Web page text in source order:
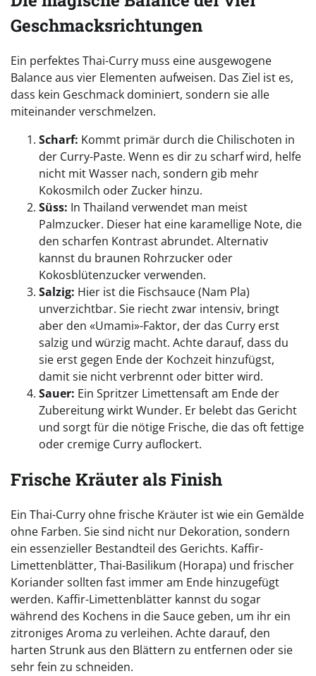
Geschmacksrichtungen
Ein perfektes Thai-Curry muss eine ausgewogene
Balance aus vier Elementen aufweisen. Das Ziel ist es,
dass kein Geschmack dominiert, sondern sie alle
miteinander verschmelzen.
Scharf: Kommt primär durch die Chilischoten in
der Curry-Paste. Wenn es dir zu scharf wird, helfe
nicht mit Wasser nach, sondern gib mehr
Kokosmilch oder Zucker hinzu.
Süss: In Thailand verwendet man meist
Palmzucker. Dieser hat eine karamellige Note, die
den scharfen Kontrast abrundet. Alternativ
kannst du braunen Rohrzucker oder
Kokosblütenzucker verwenden.
Salzig: Hier ist die Fischsauce (Nam Pla)
unverzichtbar. Sie riecht zwar intensiv, bringt
aber den «Umami»-Faktor, der das Curry erst
salzig und würzig macht. Achte darauf, dass du
sie erst gegen Ende der Kochzeit hinzufügst,
damit sie nicht verbrennt oder bitter wird.
Sauer: Ein Spritzer Limettensaft am Ende der
Zubereitung wirkt Wunder. Er belebt das Gericht
und sorgt für die nötige Frische, die das oft fettige
oder cremige Curry auflockert.
Frische Kräuter als Finish
Ein Thai-Curry ohne frische Kräuter ist wie ein Gemälde
ohne Farben. Sie sind nicht nur Dekoration, sondern
ein essenzieller Bestandteil des Gerichts. Kaffir-
Limettenblätter, Thai-Basilikum (Horapa) und frischer
Koriander sollten fast immer am Ende hinzugefügt
werden. Kaffir-Limettenblätter kannst du sogar
während des Kochens in die Sauce geben, um ihr ein
zitroniges Aroma zu verleihen. Achte darauf, den
harten Strunk aus den Blättern zu entfernen oder sie
sehr fein zu schneiden.